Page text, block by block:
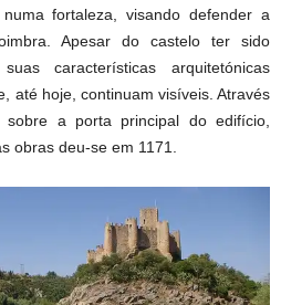
fortaleza, visando defender a
Apesar do castelo ter sido
características arquitetónicas
até hoje, continuam visíveis. Através
a porta principal do edifício,
obras deu-se em 1171.